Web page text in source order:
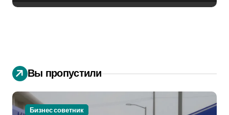
Вы пропустили
Бизнес советник